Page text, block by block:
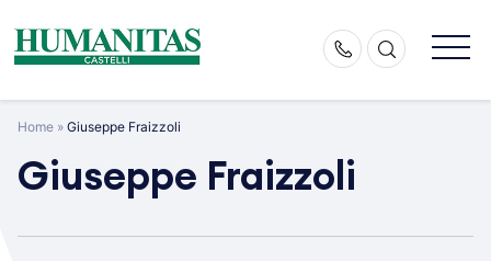
content
Home » Giuseppe Fraizzoli
Giuseppe Fraizzoli